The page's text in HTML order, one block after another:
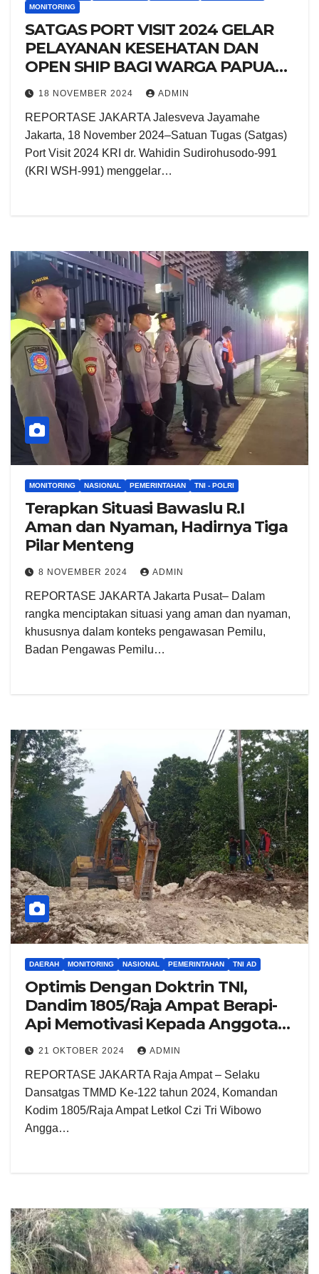
MONITORING
SATGAS PORT VISIT 2024 GELAR
PELAYANAN KESEHATAN DAN
OPEN SHIP BAGI WARGA PAPUA
NEW GUINEA
18 NOVEMBER 2024 ADMIN
REPORTASE JAKARTA Jalesveva Jayamahe
Jakarta, 18 November 2024–Satuan Tugas (Satgas)
Port Visit 2024 KRI dr. Wahidin Sudirohusodo-991
(KRI WSH-991) menggelar…
MONITORING NASIONAL PEMERINTAHAN TNI - POLRI
Terapkan Situasi Bawaslu R.I
Aman dan Nyaman, Hadirnya Tiga
Pilar Menteng
8 NOVEMBER 2024 ADMIN
REPORTASE JAKARTA Jakarta Pusat– Dalam
rangka menciptakan situasi yang aman dan nyaman,
khususnya dalam konteks pengawasan Pemilu,
Badan Pengawas Pemilu…
DAERAH MONITORING NASIONAL PEMERINTAHAN TNI AD
Optimis Dengan Doktrin TNI,
Dandim 1805/Raja Ampat Berapi-
Api Memotivasi Kepada Anggota
Satgas
21 OKTOBER 2024 ADMIN
REPORTASE JAKARTA Raja Ampat – Selaku
Dansatgas TMMD Ke-122 tahun 2024, Komandan
Kodim 1805/Raja Ampat Letkol Czi Tri Wibowo
Angga…